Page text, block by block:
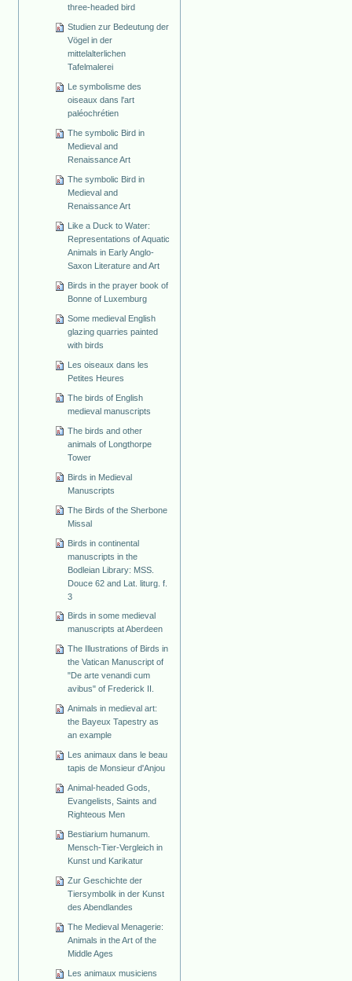
three-headed bird
Studien zur Bedeutung der
Vögel in der
mittelalterlichen
Tafelmalerei
Le symbolisme des
oiseaux dans l'art
paléochrétien
The symbolic Bird in
Medieval and
Renaissance Art
The symbolic Bird in
Medieval and
Renaissance Art
Like a Duck to Water:
Representations of Aquatic
Animals in Early Anglo-
Saxon Literature and Art
Birds in the prayer book of
Bonne of Luxemburg
Some medieval English
glazing quarries painted
with birds
Les oiseaux dans les
Petites Heures
The birds of English
medieval manuscripts
The birds and other
animals of Longthorpe
Tower
Birds in Medieval
Manuscripts
The Birds of the Sherbone
Missal
Birds in continental
manuscripts in the
Bodleian Library: MSS.
Douce 62 and Lat. liturg. f.
3
Birds in some medieval
manuscripts at Aberdeen
The Illustrations of Birds in
the Vatican Manuscript of
"De arte venandi cum
avibus" of Frederick II.
Animals in medieval art:
the Bayeux Tapestry as
an example
Les animaux dans le beau
tapis de Monsieur d'Anjou
Animal-headed Gods,
Evangelists, Saints and
Righteous Men
Bestiarium humanum.
Mensch-Tier-Vergleich in
Kunst und Karikatur
Zur Geschichte der
Tiersymbolik in der Kunst
des Abendlandes
The Medieval Menagerie:
Animals in the Art of the
Middle Ages
Les animaux musiciens